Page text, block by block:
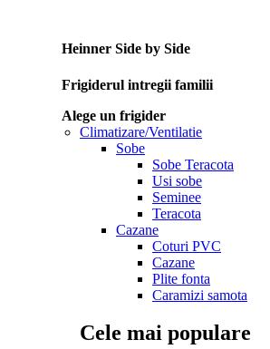
Heinner Side by Side
Frigiderul intregii familii
Alege un frigider
Climatizare/Ventilatie
Sobe
Sobe Teracota
Usi sobe
Seminee
Teracota
Cazane
Coturi PVC
Cazane
Plite fonta
Caramizi samota
Cele mai populare